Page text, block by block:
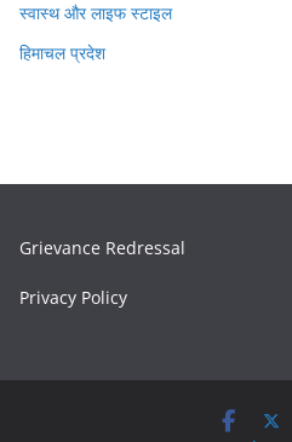
स्वास्थ और लाइफ स्टाइल
हिमाचल प्रदेश
Grievance Redressal
Privacy Policy